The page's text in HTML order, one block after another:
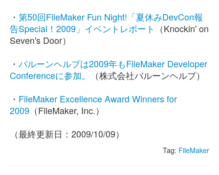
・ 第50回FileMaker Fun Night!「夏休みDevCon報
告Special！2009」イベントレポート （Knockin' on
Seven's Door）
・ バルーンヘルプは2009年もFileMaker Developer
Conferenceに参加。
（株式会社バルーンヘルプ）
・ FileMaker Excellence Award Winners for
2009 （FileMaker, Inc.）
（最終更新日：2009/10/09）
Tag: FileMaker